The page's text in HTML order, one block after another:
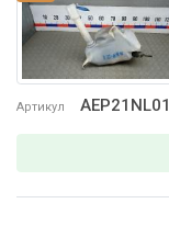
Артикул AEP21NL01